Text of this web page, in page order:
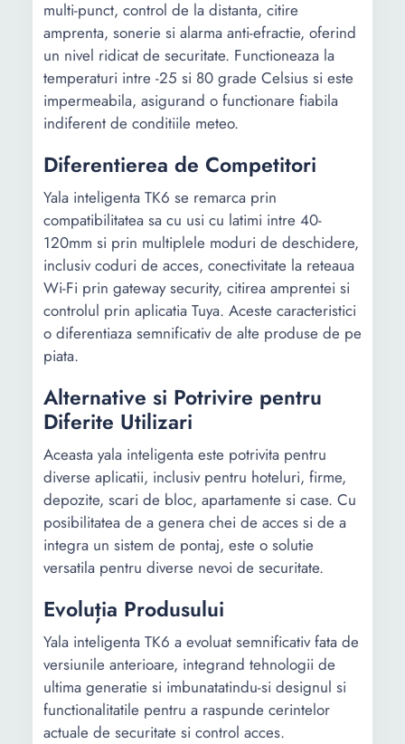
multi-punct, control de la distanta, citire
amprenta, sonerie si alarma anti-efractie, oferind
un nivel ridicat de securitate. Functioneaza la
temperaturi intre -25 si 80 grade Celsius si este
impermeabila, asigurand o functionare fiabila
indiferent de conditiile meteo.
Diferentierea de Competitori
Yala inteligenta TK6 se remarca prin
compatibilitatea sa cu usi cu latimi intre 40-
120mm si prin multiplele moduri de deschidere,
inclusiv coduri de acces, conectivitate la reteaua
Wi-Fi prin gateway security, citirea amprentei si
controlul prin aplicatia Tuya. Aceste caracteristici
o diferentiaza semnificativ de alte produse de pe
piata.
Alternative si Potrivire pentru
Diferite Utilizari
Aceasta yala inteligenta este potrivita pentru
diverse aplicatii, inclusiv pentru hoteluri, firme,
depozite, scari de bloc, apartamente si case. Cu
posibilitatea de a genera chei de acces si de a
integra un sistem de pontaj, este o solutie
versatila pentru diverse nevoi de securitate.
Evoluția Produsului
Yala inteligenta TK6 a evoluat semnificativ fata de
versiunile anterioare, integrand tehnologii de
ultima generatie si imbunatatindu-si designul si
functionalitatile pentru a raspunde cerintelor
actuale de securitate si control acces.